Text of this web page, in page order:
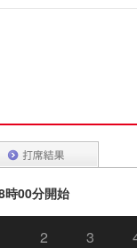
00分開始
2 3